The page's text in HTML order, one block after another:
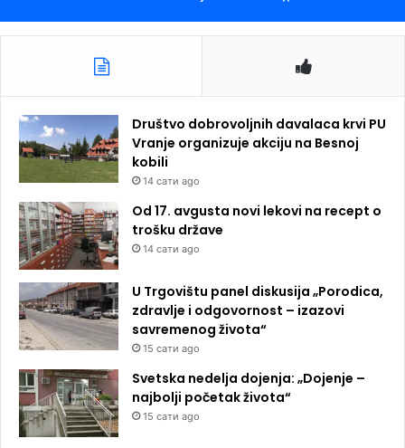
Društvo dobrovoljnih davalaca krvi PU
Vranje organizuje akciju na Besnoj
kobili
14 сати ago
Od 17. avgusta novi lekovi na recept o
trošku države
14 сати ago
U Trgovištu panel diskusija „Porodica,
zdravlje i odgovornost – izazovi
savremenog života“
15 сати ago
Svetska nedelja dojenja: „Dojenje –
najbolji početak života“
15 сати ago